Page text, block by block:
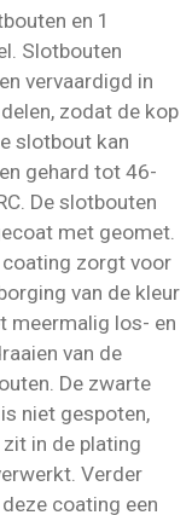
en 1
Slotbouten
vervaardigd in
zodat de kop
slotbout kan
gehard tot 46-
De slotbouten
met geomet.
coating zorgt voor
van de kleur
meermalig los- en
van de
De zwarte
niet gespoten,
in de plating
Verder
coating een